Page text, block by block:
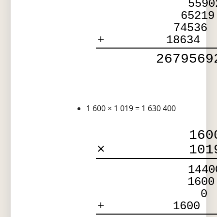
65219
74536
18634
+
1 600 × 1 019 = 1 630 400
×
1600
0
1600
+